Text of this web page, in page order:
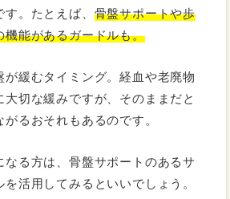
。たとえば、 骨盤サポートや歩
機能があるガードルも。
が緩むタイミング。経血や老廃物
大切な緩みですが、そのままだと
るおそれもあるのです。
なる方は、骨盤サポートのあるサ
活用してみるといいでしょう。